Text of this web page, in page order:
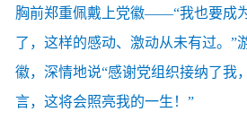
胸前郑重佩戴上党徽——“我也要成
了，这样的感动、激动从未有过。”
徽，深情地说“感谢党组织接纳了我
言，这将会照亮我的一生！”